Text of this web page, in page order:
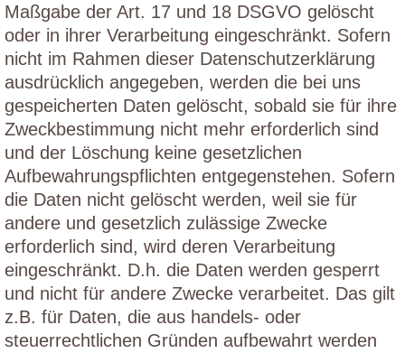
Maßgabe der Art. 17 und 18 DSGVO gelöscht
oder in ihrer Verarbeitung eingeschränkt. Sofern
nicht im Rahmen dieser Datenschutzerklärung
ausdrücklich angegeben, werden die bei uns
gespeicherten Daten gelöscht, sobald sie für ihre
Zweckbestimmung nicht mehr erforderlich sind
und der Löschung keine gesetzlichen
Aufbewahrungspflichten entgegenstehen. Sofern
die Daten nicht gelöscht werden, weil sie für
andere und gesetzlich zulässige Zwecke
erforderlich sind, wird deren Verarbeitung
eingeschränkt. D.h. die Daten werden gesperrt
und nicht für andere Zwecke verarbeitet. Das gilt
z.B. für Daten, die aus handels- oder
steuerrechtlichen Gründen aufbewahrt werden